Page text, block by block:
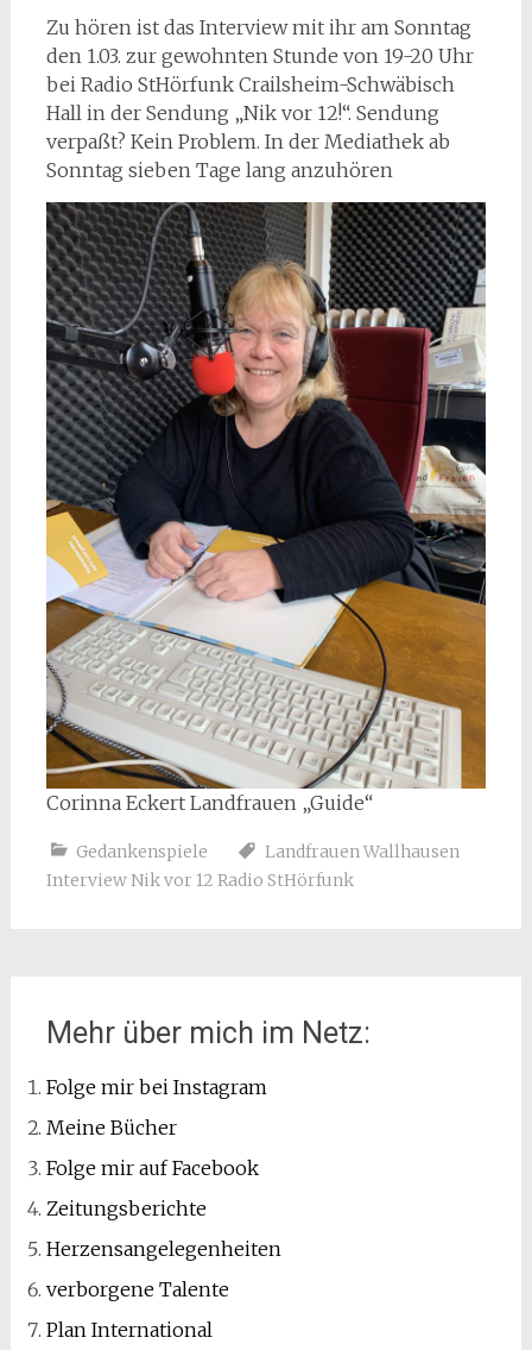
Zu hören ist das Interview mit ihr am Sonntag
den 1.03. zur gewohnten Stunde von 19-20 Uhr
bei Radio StHörfunk Crailsheim-Schwäbisch
Hall in der Sendung „Nik vor 12!“. Sendung
verpaßt? Kein Problem. In der Mediathek ab
Sonntag sieben Tage lang anzuhören
Corinna Eckert Landfrauen „Guide“
Gedankenspiele
Landfrauen Wallhausen
Interview Nik vor 12 Radio StHörfunk
Mehr über mich im Netz:
Folge mir bei Instagram
Meine Bücher
Folge mir auf Facebook
Zeitungsberichte
Herzensangelegenheiten
verborgene Talente
Plan International